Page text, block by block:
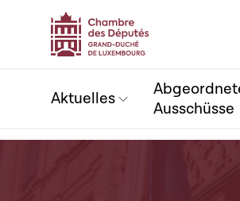
Aktuelles
Ausschüsse